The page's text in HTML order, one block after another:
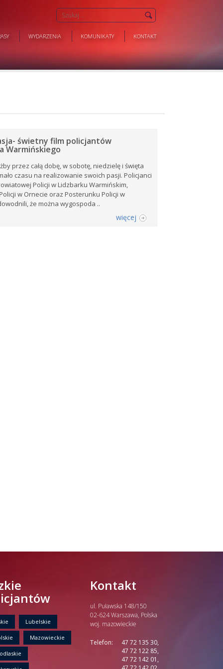
WYDARZENIA KOMUNIKATY KONTAKT
świetny film policjantów
Warmińskiego
przez całą dobę, w sobotę, niedzielę i święta
czasu na realizowanie swoich pasji. Policjanci
Policji w Lidzbarku Warmińskim,
w Ornecie oraz Posterunku Policji w
że można wygospoda ..
więcej
Lubelskie
Mazowieckie
Kontakt
ul. Puławska 148/150
02-624 Warszawa, Polska
woj. mazowieckie
Telefon:
47 72 135 30,
47 72 122 85,
47 72 142 01,